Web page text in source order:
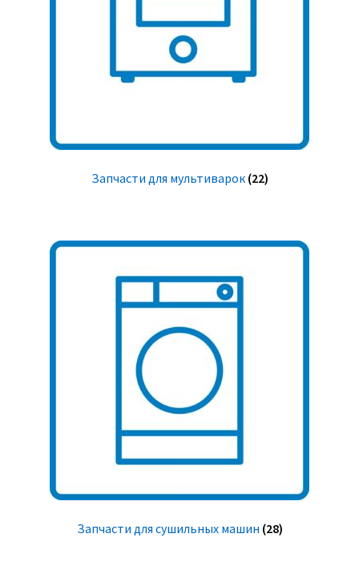
Запчасти для мультиварок (22)
Запчасти для сушильных машин (28)